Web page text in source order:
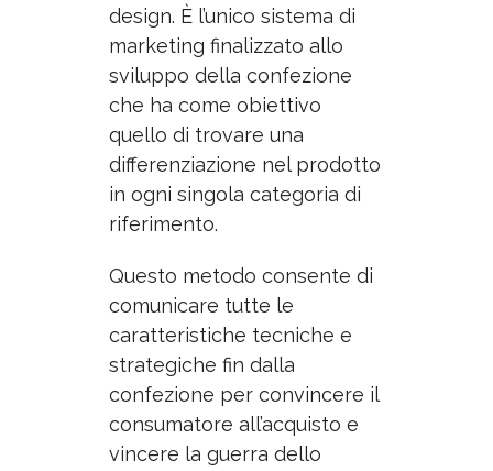
design. È l’unico sistema di
marketing finalizzato allo
sviluppo della confezione
che ha come obiettivo
quello di trovare una
differenziazione nel prodotto
in ogni singola categoria di
riferimento.
Questo metodo consente di
comunicare tutte le
caratteristiche tecniche e
strategiche fin dalla
confezione per convincere il
consumatore all’acquisto e
vincere la guerra dello